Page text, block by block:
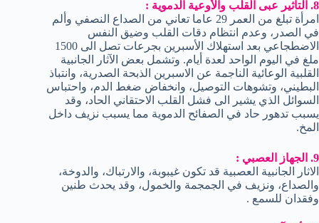
8. التأثير عبى القلب والأوعية الدموية :
امرأة تبلغ من العمر 29 عاما تعاني من الصداع النصفي وألم
في الصدر، وعدم انتظام دقات القلب وضيق النفس
الاضطجاعي بعد استهلاك الأسبرين بجرعات تصل الى 1500
ملغ في اليوم الواحد لعدة أيام. وتشمل بعض الآثار الجانبية
القلبية الوعائية الناجمة عن الاسبرين الذبحة الصدرية، وانتباذ
البطيني، وتشوهات التوصيل، وانخفاض ضغط الدم، واحتباس
السوائل الذي يشير الى فشل القلب الاحتقاني الحاد، وقد
يسبب تدهور حاد في الصفائح الدموية مما يسبب نزيف داخل
المخ.
9. الجهاز العصبي :
الاثار الجانبية العصبية قد تكون غيبوبة، والارتباك، والدوخة،
والصداع، ونزيف في الجمجمة والخمول، وقد يحدث طنين
وفقدان للسمع .